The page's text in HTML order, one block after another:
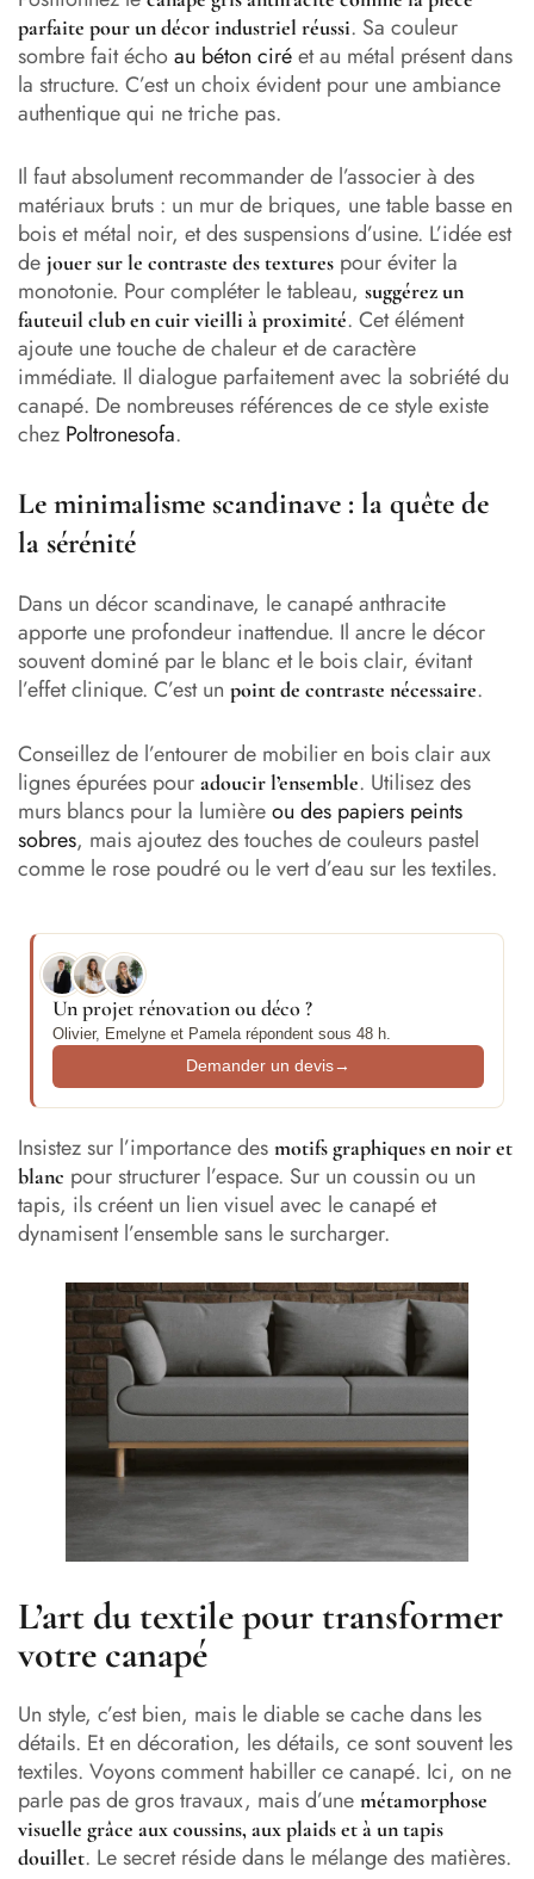
parfaite pour undécor industriel réussi. Sa couleur
sombre fait échoau béton ciréet au métal présent dans
la structure. C’est un choix évident pour une ambiance
authentique qui ne triche pas.
Il faut absolument recommander de l’associer à des
matériaux bruts : un mur de briques, une table basse en
bois et métal noir, et des suspensions d’usine. L’idée est
de jouer sur le contraste des textures pour éviter la
monotonie. Pour compléter le tableau, suggérez un
fauteuil club en cuir vieilli à proximité. Cet élément
ajoute une touche de chaleur et de caractère
immédiate. Il dialogue parfaitement avec la sobriété du
canapé. De nombreuses références de ce style existe
chez Poltronesofa.
Le minimalisme scandinave : la quête de
la sérénité
Dans un décor scandinave, le canapé anthracite
apporte une profondeur inattendue. Il ancre le décor
souvent dominé par le blanc et le bois clair, évitant
l’effet clinique. C’est un point de contraste nécessaire.
Conseillez de l’entourer de mobilier en bois clair aux
lignes épurées pour adoucir l’ensemble. Utilisez des
murs blancs pour la lumièreou des papiers peints
sobres, mais ajoutez des touches de couleurs pastel
comme le rose poudré ou le vert d’eau sur les textiles.
Un projet rénovation ou déco ?
Olivier, Emelyne et Pamela répondent sous 48 h.
Demander un devis→
Insistez sur l’importance des motifs graphiques en noir et
blanc pour structurer l’espace. Sur un coussin ou un
tapis, ils créent un lien visuel avec le canapé et
dynamisent l’ensemble sans le surcharger.
L’art du textile pour transformer
votre canapé
Un style, c’est bien, mais le diable se cache dans les
détails. Et en décoration, les détails, ce sont souvent les
textiles. Voyons comment habiller ce canapé. Ici, on ne
parle pas de gros travaux, mais d’une métamorphose
visuelle grâce aux coussins, aux plaids et à un tapis
douillet. Le secret réside dans le mélange des matières.